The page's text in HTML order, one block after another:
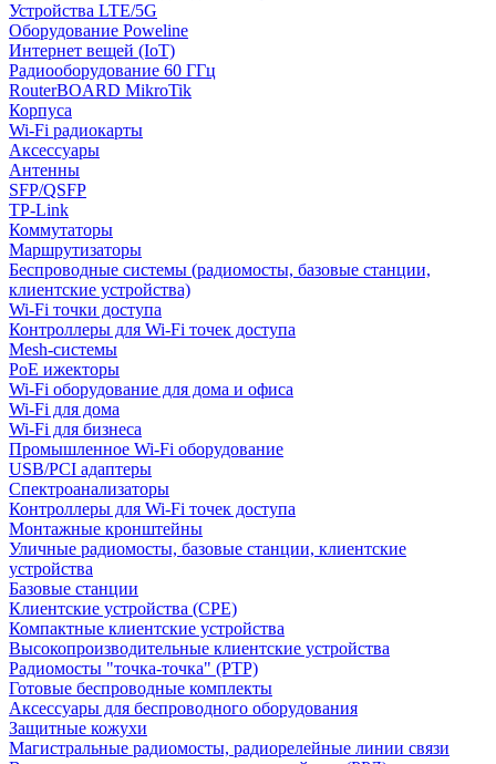
Устройства LTE/5G
Оборудование Poweline
Интернет вещей (IoT)
Радиооборудование 60 ГГц
RouterBOARD MikroTik
Корпуса
Wi-Fi радиокарты
Аксессуары
Антенны
SFP/QSFP
TP-Link
Коммутаторы
Маршрутизаторы
Беспроводные системы (радиомосты, базовые станции,
клиентские устройства)
Wi-Fi точки доступа
Контроллеры для Wi-Fi точек доступа
Mesh-системы
PoE ижекторы
Wi-Fi оборудование для дома и офиса
Wi-Fi для дома
Wi-Fi для бизнеса
Промышленное Wi-Fi оборудование
USB/PCI адаптеры
Cпектроанализаторы
Контроллеры для Wi-Fi точек доступа
Монтажные кронштейны
Уличные радиомосты, базовые станции, клиентские
устройства
Базовые станции
Клиентские устройства (CPE)
Компактные клиентские устройства
Высокопроизводительные клиентские устройства
Радиомосты "точка-точка" (PTP)
Готовые беспроводные комплекты
Аксессуары для беспроводного оборудования
Защитные кожухи
Магистральные радиомосты, радиорелейные линии связи